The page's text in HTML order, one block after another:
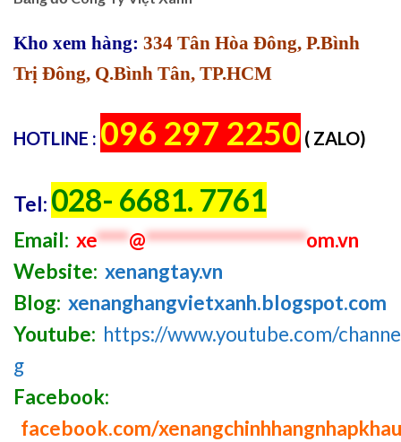
Kho xem hàng: 334 Tân Hòa Đông, P.Bình
Trị Đông, Q.Bình Tân, TP.HCM
HOTLINE : 096 297 2250 ( ZALO)
Tel: 028- 6681. 7761
Email: xe****@********************om.vn
Website: xenangtay.vn
Blog: xenanghangvietxanh.blogspot.com
Youtube: https://www.youtube.com/
g
Facebook:
facebook.com/xenangchinhhangnhapkhau